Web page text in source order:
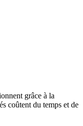
grâce à la
coûtent du temps et de